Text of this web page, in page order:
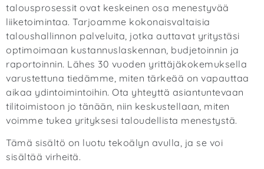
talousprosessit ovat keskeinen osa menestyvää
liiketoimintaa. Tarjoamme kokonaisvaltaisia
taloushallinnon palveluita, jotka auttavat yritystäsi
optimoimaan kustannuslaskennan, budjetoinnin ja
raportoinnin. Lähes 30 vuoden yrittäjäkokemuksella
varustettuna tiedämme, miten tärkeää on vapauttaa
aikaa ydintoimintoihin. Ota yhteyttä asiantuntevaan
tilitoimistoon jo tänään , niin keskustellaan, miten
voimme tukea yrityksesi taloudellista menestystä.
Tämä sisältö on luotu tekoälyn avulla, ja se voi
sisältää virheitä.